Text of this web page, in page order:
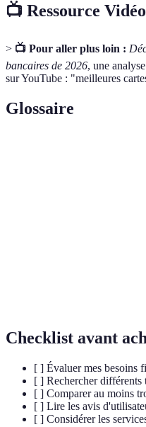
📺 Ressource Vidéo
> 📺 Pour aller plus loin :
bancaires de 2026, une
sur YouTube : "meilleures
Glossaire
Checklist avant
[ ] Évaluer mes besoins
[ ] Rechercher différents
[ ] Comparer au moins
[ ] Lire les avis
[ ] Considérer les